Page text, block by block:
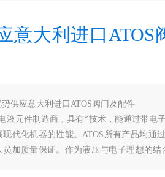
意大利进口ATOS
势供应意大利进口ATOS阀门及配件
液元件制造商，具有*技术，能通过带电
代化机器的性能。ATOS所有产品均通
员加质量保证。作为液压与电子理想的结